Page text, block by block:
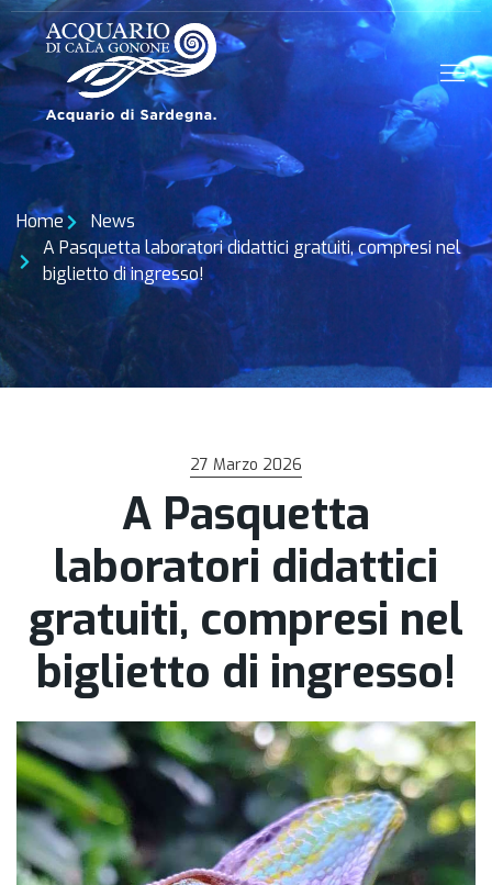
Home
News
A Pasquetta laboratori didattici gratuiti, compresi nel
biglietto di ingresso!
27 Marzo 2026
A Pasquetta
laboratori didattici
gratuiti, compresi nel
biglietto di ingresso!